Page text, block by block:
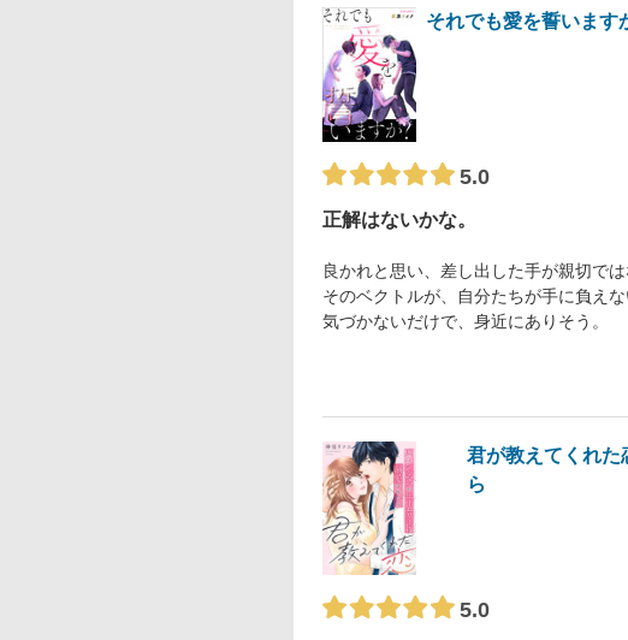
それでも愛を誓います
5.0
正解はないかな。
良かれと思い、差し出した手が親切で
そのベクトルが、自分たちが手に負え
気づかないだけで、身近にありそう。
君が教えてくれた
ら
5.0